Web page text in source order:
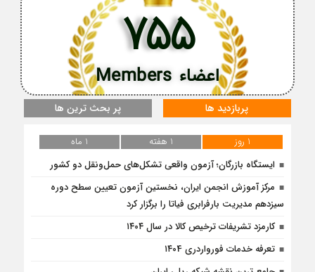
اعضاء Members
755
پربازدید ها پر بحث ترین ها
1 روز 1 هفته
1 ماه
ایستگاه بازرگان؛ آزمون واقعی تشکل‌‌های حمل‌ونقل دو کشور
مرکز آموزش انجمن ایران، نخستین آزمون تعیین سطح دوره
سیزدهم مدیریت بارفرابری فیاتا را برگزار کرد
کارمزد تشریفات ترخیص کالا در سال ۱۴۰۴
تعرفه خدمات فورواردری ۱۴۰4